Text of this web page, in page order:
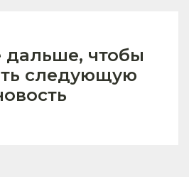
дальше, чтобы
следующую